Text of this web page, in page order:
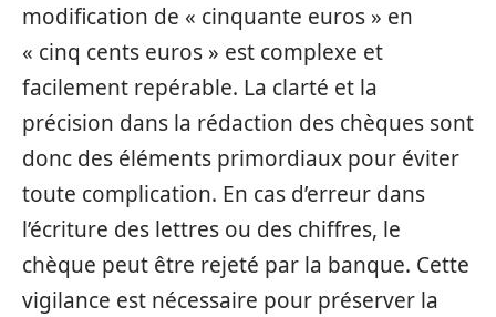
modification de « cinquante euros » en
« cinq cents euros » est complexe et
facilement repérable. La clarté et la
précision dans la rédaction des chèques sont
donc des éléments primordiaux pour éviter
toute complication. En cas d’erreur dans
l’écriture des lettres ou des chiffres, le
chèque peut être rejeté par la banque. Cette
vigilance est nécessaire pour préserver la